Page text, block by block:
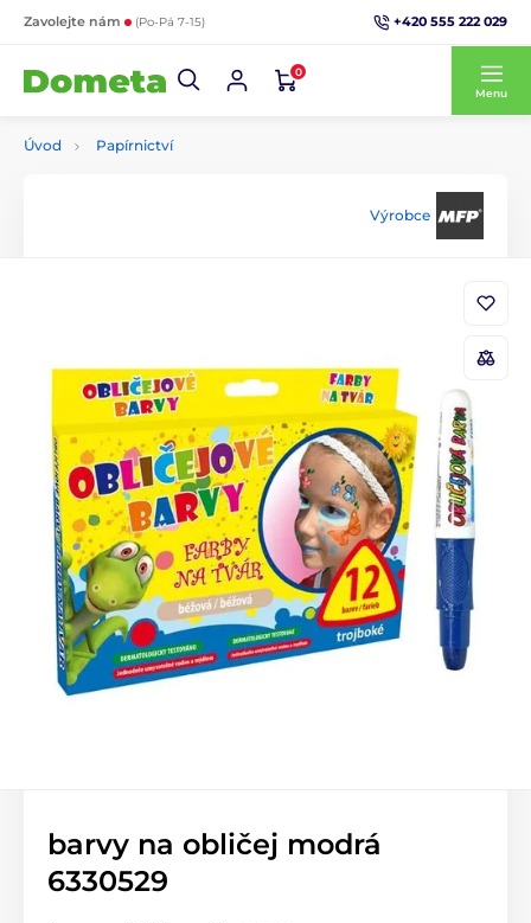
Zavolejte nám (Po-Pá 7-15) +420 555 222 029
0
Menu
Úvod Papírnictví
Výrobce
barvy na obličej modrá
6330529